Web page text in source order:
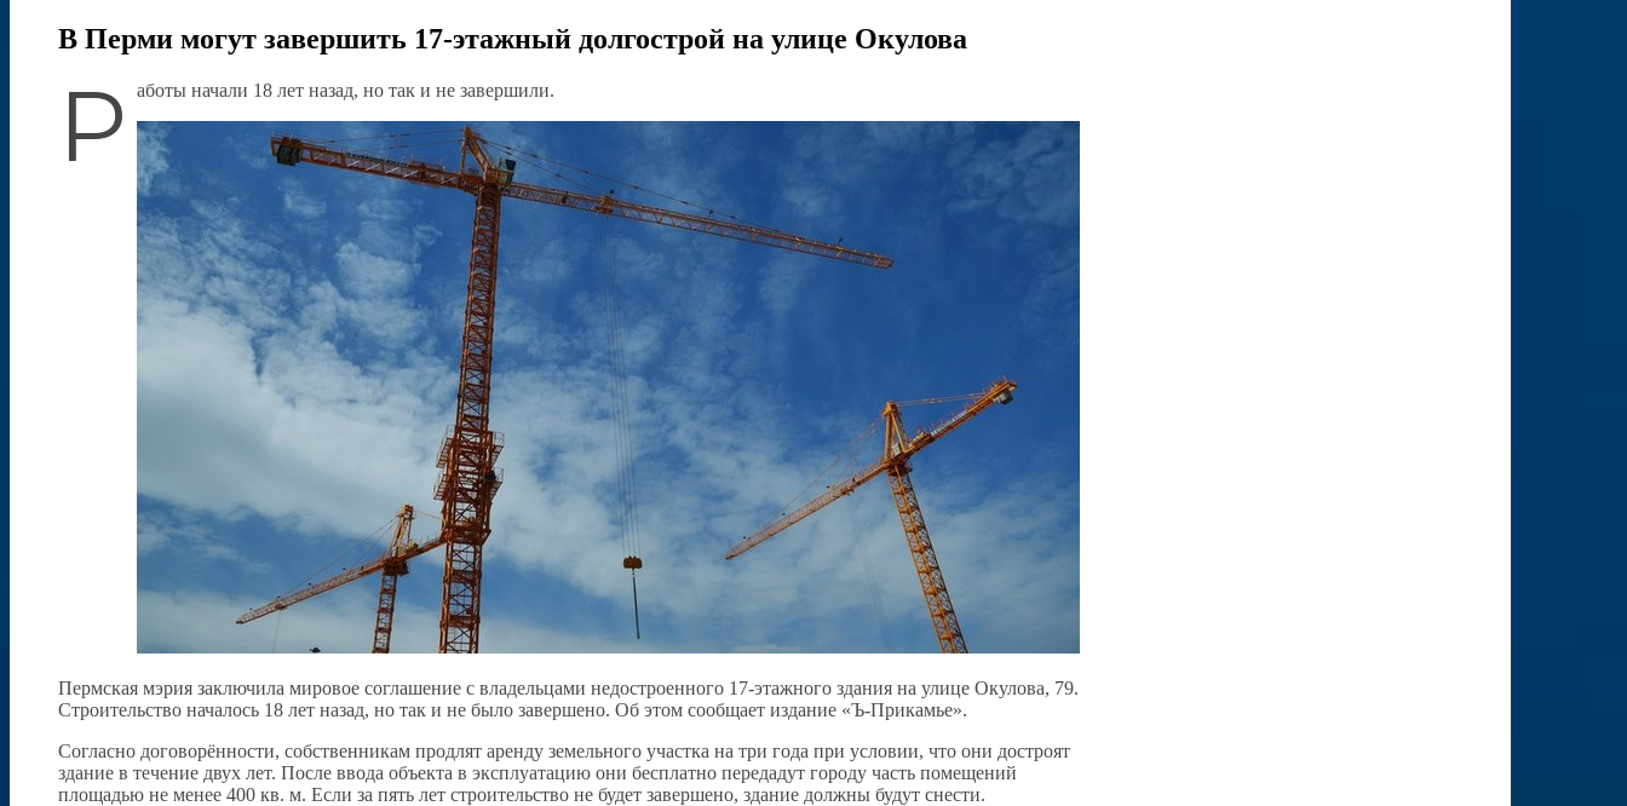
В Перми могут завершить 17-этажный долгострой на улице Окулова
Р аботы начали 18 лет назад, но так и не завершили.
Пермская мэрия заключила мировое соглашение с владельцами недостроенного 17-этажного здания на улице Окулова, 79.
Строительство началось 18 лет назад, но так и не было завершено. Об этом сообщает издание «Ъ-Прикамье».
Согласно договорённости, собственникам продлят аренду земельного участка на три года при условии, что они достроят
здание в течение двух лет. После ввода объекта в эксплуатацию они бесплатно передадут городу часть помещений
площадью не менее 400 кв. м. Если за пять лет строительство не будет завершено, здание должны будут снести.